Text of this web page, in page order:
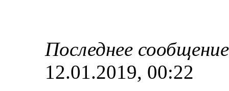
Последнее
12.01.2019, 00:22